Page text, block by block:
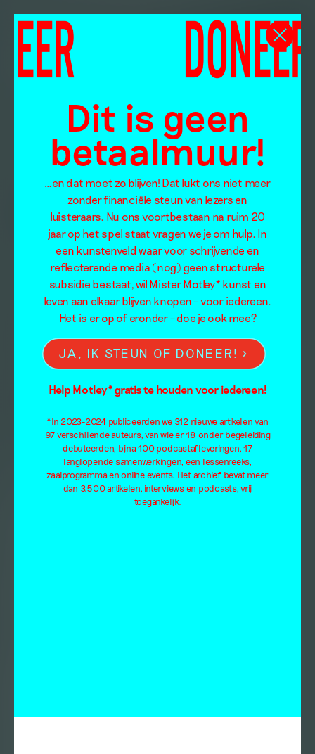
Dit is geen
betaalmuur!
…en dat moet zo blijven! Dat lukt ons niet meer
zonder financiële steun van lezers en
luisteraars. Nu ons voortbestaan na ruim 20
jaar op het spel staat vragen we je om hulp. In
een kunstenveld waar voor schrijvende en
reflecterende media (nog) geen structurele
subsidie bestaat, wil Mister Motley* kunst en
leven aan elkaar blijven knopen – voor iedereen.
Het is er op of eronder – doe je ook mee?
JA, IK STEUN OF DONEER!
Help Motley* gratis te houden voor iedereen!
*In 2023-2024 publiceerden we 312 nieuwe artikelen van
97 verschillende auteurs, van wie er 18 onder begeleiding
debuteerden, bijna 100 podcastafleveringen, 17
langlopende samenwerkingen, een lessenreeks,
zaalprogramma en online events. Het archief bevat meer
dan 3.500 artikelen, interviews en podcasts, vrij
toegankelijk.